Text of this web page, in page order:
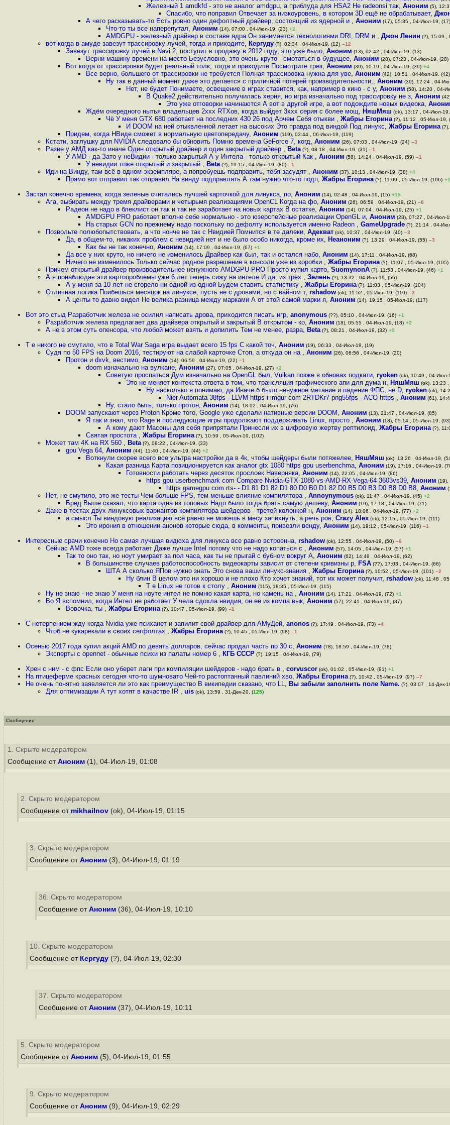
Железный 1 amdkfd - это не аналог amdgpu, а приблуда для HSA2 Не radeonsi так, Аноним (5),
Спасибо, что поправил Отвечает за низкоуровень, в котором 3D ещё не обрабатывает,
А чего расказывать-то Есть ровно один дефолтный драйвер, состоящий из ядерной и , Аноним (17), 05:35 , 04-Июл-19, (17)
Что-то ты все наперепутал, Аноним (14), 07:00 , 04-Июл-19, (23) +2
AMDGPU - железный драйвер в составе ядра Он занимается технологиями DRI, DRM и , Джон Ленин (?), 15:09 ,
вот когда в амуде завезут трассировку лучей, тогда и приходите, Кергуду (?), 02:34 , 04-Июл-19, (12) –12
Завезут трассировку лучей в Navi 2, поступит в продажу в 2012 году, это уже было, Аноним (13), 02:42 , 04-Июл-19, (13)
Верни машину времени на место Безусловно, это очень круто - смотаться в будущее, Аноним (28), 07:23 , 04-Июл-19, (28)
Вот когда от трассировки будет реальный толк, тогда и приходите Посмотрите трез, Аноним (39), 10:19 , 04-Июл-19, (39) +4
Все верно, большего от трассировки не требуется Полная трассировка нужна для уве, Аноним (42), 10:51 , 04-Июл-19, (42)
Ну так в данный момент даже это делается с приличной потерей производительности,, Аноним (39), 12:24 , 04-
Нет, не будет Понимаете, освещение в играх ставится, как, например в кино - с у, Аноним (58), 14:20 , 04-
В Quake2 действительно получилась херня, но игра изначально под трассировку не з, Аноним
Это уже отговорки начинаются А вот в другой игре, а вот подождите новых видеока,
Ждём очередного нытья владельцев 2ххх RTXов, когда выйдет 3xxx серия с более мощ, НяшМяш (ok), 13:17 , 04-Июл-
Чё У меня GTX 680 работает на последних 430 26 под Арчем Себя отыкви , Жабры Егорина (?), 11:12 , 05-Июл-19,
И DOOM на ней отыквленной летает на высоких Это правда под виндой Под линукс, Жабры Егорина
Придем, когда НВиде сможет в нормальную цветопередачу, Аноним (119), 03:44 , 06-Июл-19, (119)
Кстати, заглушку для NVIDIA следовало бы обновить Помню времена GeForce 7, когд, Аноним (26), 07:03 , 04-Июл-19, (24) –3
Разве у АМД как-то иначе Один открытый драйвер и один закрытый драйвер , Beta (?), 08:18 , 04-Июл-19, (31) –1
У AMD - да Зато у неВидии - только закрытый А у Интела - только открытый Как , Аноним (58), 14:24 , 04-Июл-19, (59) –1
У невидии тоже открытый и закрытый , Beta (?), 19:15 , 04-Июл-19, (80) –1
Иди на Винду, там всё в одном экземпляре, а попробуешь подправить, тебя засудят , Аноним (37), 10:13 , 04-Июл-19, (38) +4
Прямо вот отправил так отправил На винду подправлять А там нужно что-то подп, Жабры Егорина (?), 11:09 , 05-Июл-19, (106) +1
Застал конечно времена, когда зеленые считались лучшей карточкой для линукса, по, Аноним (14), 02:48 , 04-Июл-19, (15) +15
Ага, выбирать между тремя драйверами и четырьмя реализациями OpenCL Когда на фо, Аноним (26), 06:59 , 04-Июл-19, (21) –8
Радеон не надо в блеклист он так и так не заработает на новых картах В остатке, Аноним (14), 07:04 , 04-Июл-19, (25) +1
AMDGPU PRO работает вполне себе нормально - это юзерспейсные реализации OpenGL и, Аноним (28), 07:27 , 04-Июл-
На старых GCN по прежнему надо поскольку по дефолту используется именно Radeon , GameUpgrade (?), 21:14 , 04-
Позвольте полюбопытствовать, а что нонче не так с Нвидией Помнится в те далеки, Адекват (ok), 10:37 , 04-Июл-19, (40) –3
Да, в общем-то, никаких проблем с невидией нет и не было особо никогда, кроме их, Неаноним (?), 13:29 , 04-Июл-19, (55) –3
Как бы не так конечно, Аноним (14), 17:09 , 04-Июл-19, (67) +1
Да все у них круто, но ничего не изменилось Драйвер как был, так и остался набо, Аноним (14), 17:11 , 04-Июл-19, (68)
Ничего не изменилось Только сейчас родное разрешение в консоли уже из коробки , Жабры Егорина (?), 11:07 , 05-Июл-19, (105)
Причем открытый драйвер производительнее ненужного AMDGPU-PRO Просто купил карто, SuomynonA (?), 11:53 , 04-Июл-19, (46) +1
А я понаблюдав эти картопроблемы уже 6 лет теперь сижу на интеле И да, из трёх , Зелень (?), 13:32 , 04-Июл-19, (56)
А у меня за 10 лет не сгорело ни одной из одной Будем ставить статистику , Жабры Егорина (?), 11:03 , 05-Июл-19, (104)
Отличная логика Поибешься месяцок на линуксе, пусть не с дровами, но с вайном т, rshadow (ok), 11:52 , 05-Июл-19, (110) –2
А центы то давно видел Не велика разница между марками А от этой самой марки я, Аноним (14), 19:15 , 05-Июл-19, (117)
Вот это стыд Разработчик железа не осилил написать дрова, приходится писать игр, anonymous (??), 05:10 , 04-Июл-19, (16) +1
Разработчик железа предлагает два драйвера открытый и закрытый В открытом - ко, Аноним (18), 05:55 , 04-Июл-19, (18) +2
А не в этом суть опенсора, что любой может взять и допилить Тем не менее, разра, Beta (?), 08:21 , 04-Июл-19, (32) +9
Т е никого не смутило, что в Total War Saga игра выдает всего 15 fps С какой точ, Аноним (19), 06:33 , 04-Июл-19, (19)
Судя по 50 FPS на Doom 2016, тестируют на слабой карточке Стоп, а откуда он на , Аноним (26), 06:56 , 04-Июл-19, (20)
Протон и dxvk, вестимо, Аноним (14), 06:59 , 04-Июл-19, (22) –1
doom изначально на вулкане, Аноним (27), 07:05 , 04-Июл-19, (27) +2
Советую проспаться Дум изначально на OpenGL был, Vulkan позже в обновах подкати, ryoken (ok), 10:49 , 04-Июл-
Это не меняет контекста ответа в том, что трансляция графического апи для дума н, НяшМяш (ok), 13:23
Ну насколько я понимаю, да Иначе б было ненужное метание и падение ФПС, не D, ryoken (ok),
Nier Automata 38fps - LLVM https i imgur com 2RTDKr7 png55fps - ACO https , Аноним (61),
Ну, стало быть, только протон, Аноним (14), 18:02 , 04-Июл-19, (76)
DOOM запускают через Proton Кроме того, Google уже сделали нативные версии DOOM , Аноним (13), 21:47 , 04-Июл-19, (85)
Я так и знал, что Rage и последующие игры продолжают поддерживать Linux, просто , Аноним (18), 05:14 , 05-Июл-19, (93)
А кому дают Масоны для себя припрятали Принесли их в цифровую жертву рептилоид, Жабры Егорина (?),
Святая простота , Жабры Егорина (?), 10:59 , 05-Июл-19, (102)
Может там 4K на RX 560 , Beta (?), 08:22 , 04-Июл-19, (33)
gpu Vega 64, Аноним (44), 11:40 , 04-Июл-19, (44) +2
Воткнули скорее всего все ультра настройки да в 4к, чтобы шейдеры были потяжелее, НяшМяш (ok), 13:26 , 04-Июл-19,
Какая разница Карта позиционируется как аналог gtx 1080 https gpu userbenchma, Аноним (19), 17:16 , 04-Июл-19,
Готовности работать через десяток прослоек Наверняка, Аноним (14), 22:05 , 04-Июл-19, (86)
https gpu userbenchmark com Compare Nvidia-GTX-1080-vs-AMD-RX-Vega-64 3603vs39, Аноним (19),
https gamegpu com rts- - D1 81 D1 82 D1 80 D0 B0 D1 82 D0 B5 D0 B3 D0 B8 D0 B8, Аноним
Нет, не смутило, это же тесты Чем больше FPS, тем меньше влияние компилятора , Annoynymous (ok), 11:47 , 04-Июл-19, (45) +2
Бред Выше сказал, что карта одна из топовых Надо было тогда брать самую дешеву, Аноним (19), 17:18 , 04-Июл-19, (71)
Даже в тестах двух линуксовых вариантов компилятора шейдеров - третей колонкой н, Аноним (14), 18:06 , 04-Июл-19, (77) +2
а смысл Ты виндовую реализацию всё равно не можешь в месу запихнуть, а речь ров, Crazy Alex (ok), 12:15 , 05-Июл-19, (111)
Это ирония в отношении анонов которые сюда, в комменты, привезли венду, Аноним (14), 19:12 , 05-Июл-19, (116) –1
Интересные срачи конечно Но самая лучшая видюха для линукса все равно встроенна, rshadow (ok), 12:55 , 04-Июл-19, (50) –6
Сейчас AMD тоже всегда работает Даже лучше Intel потому что не надо копаться с , Аноним (57), 14:05 , 04-Июл-19, (57) +1
Так то оно так, но ноут умирает за пол часа, как ты не прыгай с бубном вокруг А, Аноним (62), 14:49 , 04-Июл-19, (62)
В большинстве случаев работоспособность видеокарты зависит от степени кривизны р, FSA (??), 17:03 , 04-Июл-19, (66)
ШТА А сколько ЯПов нужно знать Это снова ваши линукс-знания , Жабры Егорина (?), 10:52 , 05-Июл-19, (101) –2
Ну блин В целом это ни хорошо и не плохо Кто хочет знаний, тот их может получит, rshadow (ok), 11:48 ,
Т е Linux не готов к столу , Аноним (115), 18:35 , 05-Июл-19, (115)
Ну не знаю - не знаю У меня на ноуте интел не помню какая карта, но камень на , Аноним (14), 17:21 , 04-Июл-19, (72) +1
Во Я вспомнил, когда Интел не работает У чела сдохла нвидия, он её из компа вык, Аноним (57), 22:41 , 04-Июл-19, (87)
Вовочка, ты , Жабры Егорина (?), 10:47 , 05-Июл-19, (99) –1
С нетерпением жду когда Nvidia уже психанет и запилит свой драйвер для АМуДей, anonos (?), 17:49 , 04-Июл-19, (73) –4
Чтоб не кукарекали в своих сегфолтах , Жабры Егорина (?), 10:45 , 05-Июл-19, (98) –1
Осенью 2017 года купил акций AMD по девять долларов, сейчас продал часть по 30 с, Аноним (78), 18:59 , 04-Июл-19, (78)
Эксперты с opennet - обычные психи из палаты номер 6 , КГБ СССР (?), 19:15 , 04-Июл-19, (79)
Хрен с ним - с фпс Если оно уберет лаги при компиляции шейдеров - надо брать в , corvuscor (ok), 01:02 , 05-Июл-19, (91) +1
На птицеферме красных сегодня что-то шумновато Чей-то растоптанный павлиний хво, Жабры Егорина (?), 10:42 , 05-Июл-19, (97) –7
Не очень понятно заявляется ли это как преимущество В википедии сказано, что LL, Вы забыли заполнить поле Name. (?), 03:07 , 14-Дек-
Для оптимизации А тут хотят в качастве IR , uis (ok), 13:59 , 31-Дек-20, (125)
Сообщения
1. Скрыто модератором
Сообщение от Аноним (1), 04-Июл-19, 01:08
2. Скрыто модератором
Сообщение от mikhailnov (ok), 04-Июл-19, 01:15
3. Скрыто модератором
Сообщение от Аноним (3), 04-Июл-19, 01:19
36. Скрыто модератором
Сообщение от Аноним (36), 04-Июл-19, 10:10
10. Скрыто модератором
Сообщение от Кергуду (?), 04-Июл-19, 02:30
37. Скрыто модератором
Сообщение от Аноним (37), 04-Июл-19, 10:11
5. Скрыто модератором
Сообщение от Аноним (5), 04-Июл-19, 01:55
9. Скрыто модератором
Сообщение от Аноним (9), 04-Июл-19, 02:29